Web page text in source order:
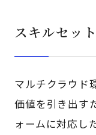
スキルセット
マルチクラウド
価値を引き出す
ォームに対応し